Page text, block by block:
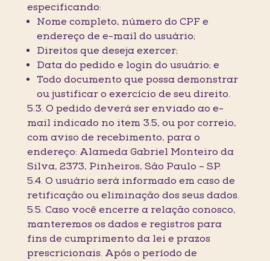
especificando:
Nome completo, número do CPF e
endereço de e-mail do usuário;
Direitos que deseja exercer;
Data do pedido e login do usuário; e
Todo documento que possa demonstrar
ou justificar o exercício de seu direito.
5.3. O pedido deverá ser enviado ao e-
mail indicado no item 3.5, ou por correio,
com aviso de recebimento, para o
endereço: Alameda Gabriel Monteiro da
Silva, 2373, Pinheiros, São Paulo – SP.
5.4. O usuário será informado em caso de
retificação ou eliminação dos seus dados.
5.5. Caso você encerre a relação conosco,
manteremos os dados e registros para
fins de cumprimento da lei e prazos
prescricionais. Após o período de